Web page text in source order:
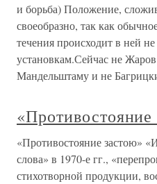
и борьба) Положение,
своеобразно, так как
течения происходит в ней
установкам.Сейчас не
Мандельштаму и не
«Противостояние
«Противостояние застою»
слова» в 1970-е гг.,
стихотворной продукции,